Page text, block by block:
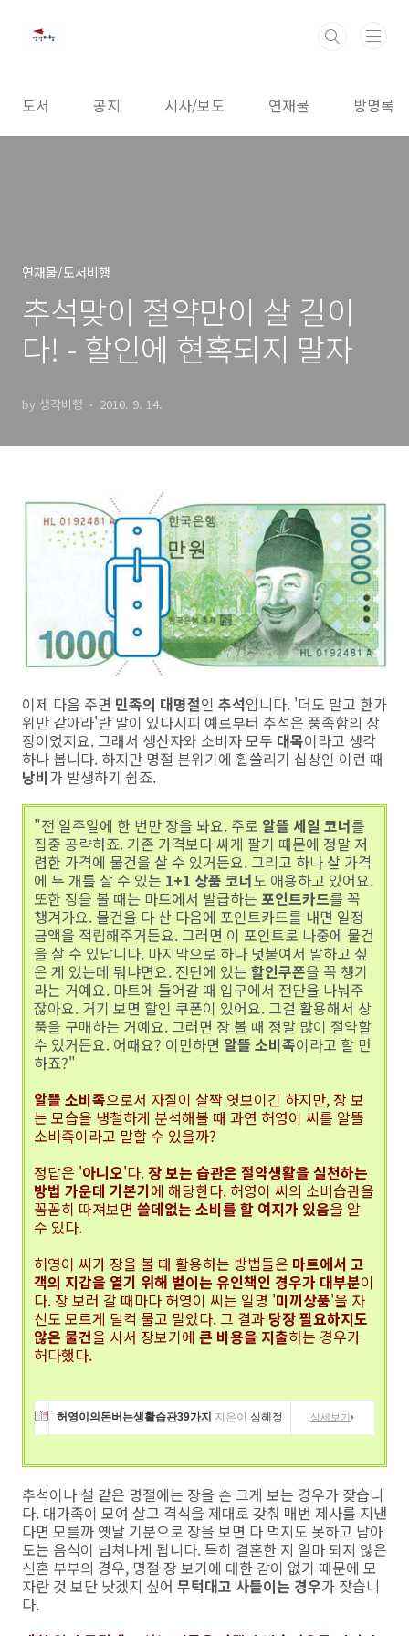
도서 공지 시사/보도 연재물 방명록
연재물/도서비행
추석맞이 절약만이 살 길이
다! - 할인에 현혹되지 말자
by 생각비행 2010. 9. 14.
이제 다음 주면 민족의 대명절인 추석입니다. '더도 말고 한가
위만 같아라'란 말이 있다시피 예로부터 추석은 풍족함의 상
징이었지요. 그래서 생산자와 소비자 모두 대목이라고 생각
하나 봅니다. 하지만 명절 분위기에 휩쓸리기 십상인 이런 때
낭비가 발생하기 쉽죠.
"전 일주일에 한 번만 장을 봐요. 주로 알뜰 세일 코너를
집중 공략하죠. 기존 가격보다 싸게 팔기 때문에 정말 저
렴한 가격에 물건을 살 수 있거든요. 그리고 하나 살 가격
에 두 개를 살 수 있는 1+1 상품 코너도 애용하고 있어요.
또한 장을 볼 때는 마트에서 발급하는 포인트카드를 꼭
챙겨가요. 물건을 다 산 다음에 포인트카드를 내면 일정
금액을 적립해주거든요. 그러면 이 포인트로 나중에 물건
을 살 수 있답니다. 마지막으로 하나 덧붙여서 말하고 싶
은 게 있는데 뭐냐면요. 전단에 있는 할인쿠폰을 꼭 챙기
라는 거예요. 마트에 들어갈 때 입구에서 전단을 나눠주
잖아요. 거기 보면 할인 쿠폰이 있어요. 그걸 활용해서 상
품을 구매하는 거예요. 그러면 장 볼 때 정말 많이 절약할
수 있거든요. 어때요? 이만하면 알뜰 소비족이라고 할 만
하죠?"
알뜰 소비족으로서 자질이 살짝 엿보이긴 하지만, 장 보
는 모습을 냉철하게 분석해볼 때 과연 허영이 씨를 알뜰
소비족이라고 말할 수 있을까?
정답은 '아니오'다.장 보는 습관은 절약생활을 실천하는
방법 가운데 기본기에 해당한다. 허영이 씨의 소비습관을
꼼꼼히 따져보면 쓸데없는 소비를 할 여지가 있음을 알
수 있다.
허영이 씨가 장을 볼 때 활용하는 방법들은 마트에서 고
객의 지갑을 열기 위해 벌이는 유인책인 경우가 대부분이
다. 장 보러 갈 때마다 허영이 씨는 일명 '미끼상품'을 자
신도 모르게 덜컥 물고 말았다. 그 결과 당장 필요하지도
않은 물건을 사서 장보기에 큰 비용을 지출하는 경우가
허다했다.
허영이의돈버는생활습관39가지 지은이 심혜정 상세보기
추석이나 설 같은 명절에는 장을 손 크게 보는 경우가 잦습니
다. 대가족이 모여 살고 격식을 제대로 갖춰 매번 제사를 지낸
다면 모를까 옛날 기분으로 장을 보면 다 먹지도 못하고 남아
도는 음식이 넘쳐나게 됩니다. 특히 결혼한 지 얼마 되지 않은
신혼 부부의 경우, 명절 장 보기에 대한 감이 없기 때문에 모
자란 것 보단 낫겠지 싶어 무턱대고 사들이는 경우가 잦습니
다.